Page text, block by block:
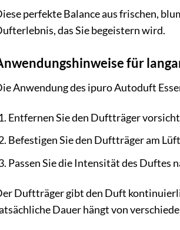
perfekte Balance aus frischen,
das Sie begeistern wird.
für
Anwendung des ipuro Autoduft
Entfernen Sie den Duftträger
Befestigen Sie den Duftträger am
Passen Sie die Intensität des Duftes
Duftträger gibt den Duft
Dauer hängt von